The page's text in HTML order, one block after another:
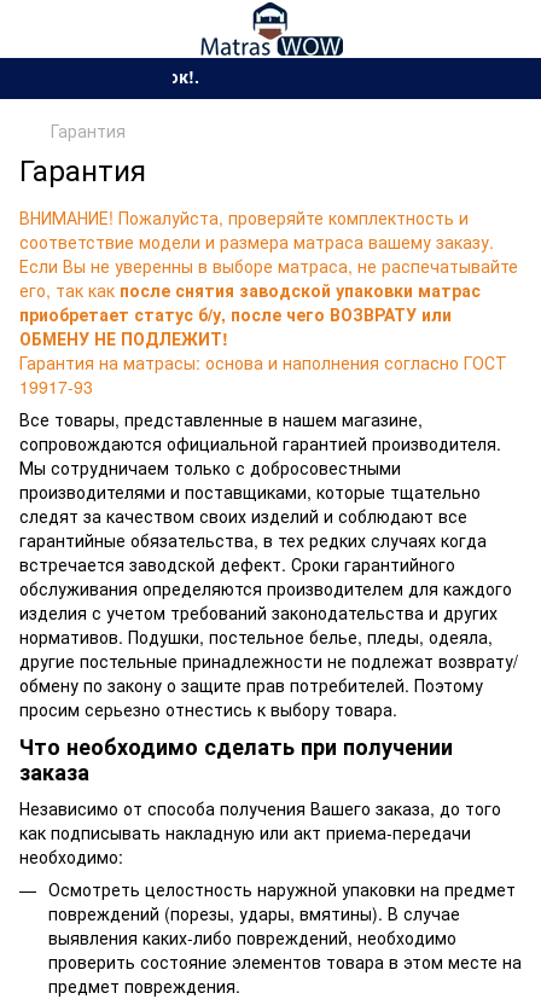
Гарантия
Гарантия
ВНИМАНИЕ! Пожалуйста, проверяйте комплектность и
соответствие модели и размера матраса вашему заказу.
Если Вы не уверенны в выборе матраса, не распечатывайте
его, так как после снятия заводской упаковки матрас
приобретает статус б/у, после чего ВОЗВРАТУ или
ОБМЕНУ НЕ ПОДЛЕЖИТ!
Гарантия на матрасы: основа и наполнения согласно ГОСТ
19917-93
Все товары, представленные в нашем магазине,
сопровождаются официальной гарантией производителя.
Мы сотрудничаем только с добросовестными
производителями и поставщиками, которые тщательно
следят за качеством своих изделий и соблюдают все
гарантийные обязательства, в тех редких случаях когда
встречается заводской дефект. Сроки гарантийного
обслуживания определяются производителем для каждого
изделия с учетом требований законодательства и других
нормативов. Подушки, постельное белье, пледы, одеяла,
другие постельные принадлежности не подлежат возврату/
обмену по закону о защите прав потребителей. Поэтому
просим серьезно отнестись к выбору товара.
Что необходимо сделать при получении
заказа
Независимо от способа получения Вашего заказа, до того
как подписывать накладную или акт приема-передачи
необходимо:
Осмотреть целостность наружной упаковки на предмет
повреждений (порезы, удары, вмятины). В случае
выявления каких-либо повреждений, необходимо
проверить состояние элементов товара в этом месте на
предмет повреждения.